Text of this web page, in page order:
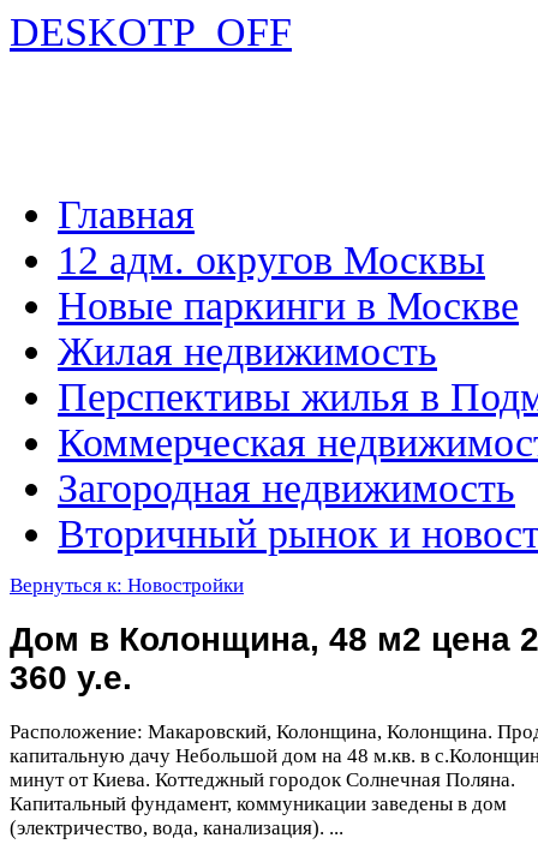
DESKOTP_OFF
Главная
12 адм. округов Москвы
Новые паркинги в Москве
Жилая недвижимость
Перспективы жилья в
Коммерческая
Загородная недвижимость
Вторичный рынок и
Вернуться к: Новостройки
Дом в Колонщина, 48 м2 цена
360 у.е.
Расположение: Макаровский, Колонщина, Колонщина.
капитальную дачу Небольшой дом на 48 м.кв. в
минут от Киева. Коттеджный городок Солнечная Поляна.
Капитальный фундамент, коммуникации заведены в дом
(электричество, вода, канализация). ...